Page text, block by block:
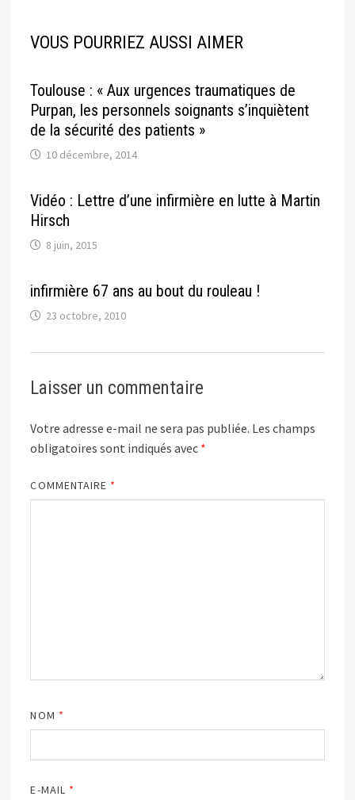
VOUS POURRIEZ AUSSI AIMER
Toulouse : « Aux urgences traumatiques de
Purpan, les personnels soignants s’inquiètent
de la sécurité des patients »
10 décembre, 2014
Vidéo : Lettre d’une infirmière en lutte à Martin
Hirsch
8 juin, 2015
infirmière 67 ans au bout du rouleau !
23 octobre, 2010
Laisser un commentaire
Votre adresse e-mail ne sera pas publiée. Les champs
obligatoires sont indiqués avec *
COMMENTAIRE *
NOM *
E-MAIL *